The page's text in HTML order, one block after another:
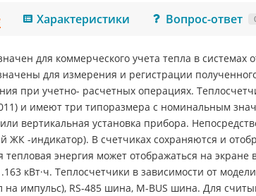
Характеристики Вопрос-ответ
для коммерческого учета тепла в
для измерения и регистрации
при учетно- расчетных операциях.
и имеют три типоразмера с номинальным
вертикальная установка прибора.
ЖК -индикатор). В счетчиках сохраняются и
тепловая энергия может отображаться на экране
кВт·ч. Теплосчетчики в зависимости от
на импульс), RS-485 шина, M-BUS шина. Для